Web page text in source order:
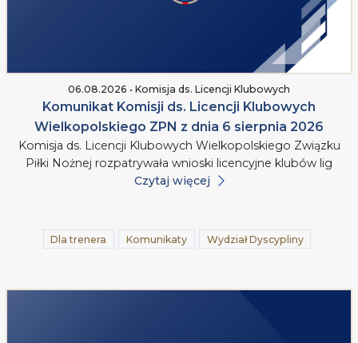
06.08.2026 • Komisja ds. Licencji Klubowych
Komunikat Komisji ds. Licencji Klubowych
Wielkopolskiego ZPN z dnia 6 sierpnia 2026
Komisja ds. Licencji Klubowych Wielkopolskiego Związku
Piłki Nożnej rozpatrywała wnioski licencyjne klubów lig
Czytaj więcej
Dla trenera Komunikaty Wydział Dyscypliny